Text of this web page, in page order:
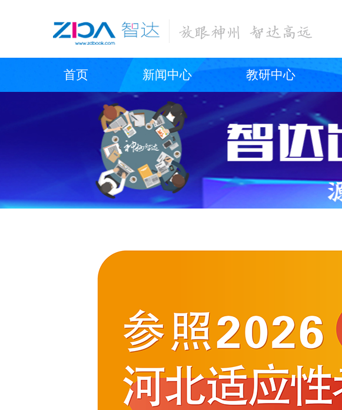
首页 新闻中心 教研中心